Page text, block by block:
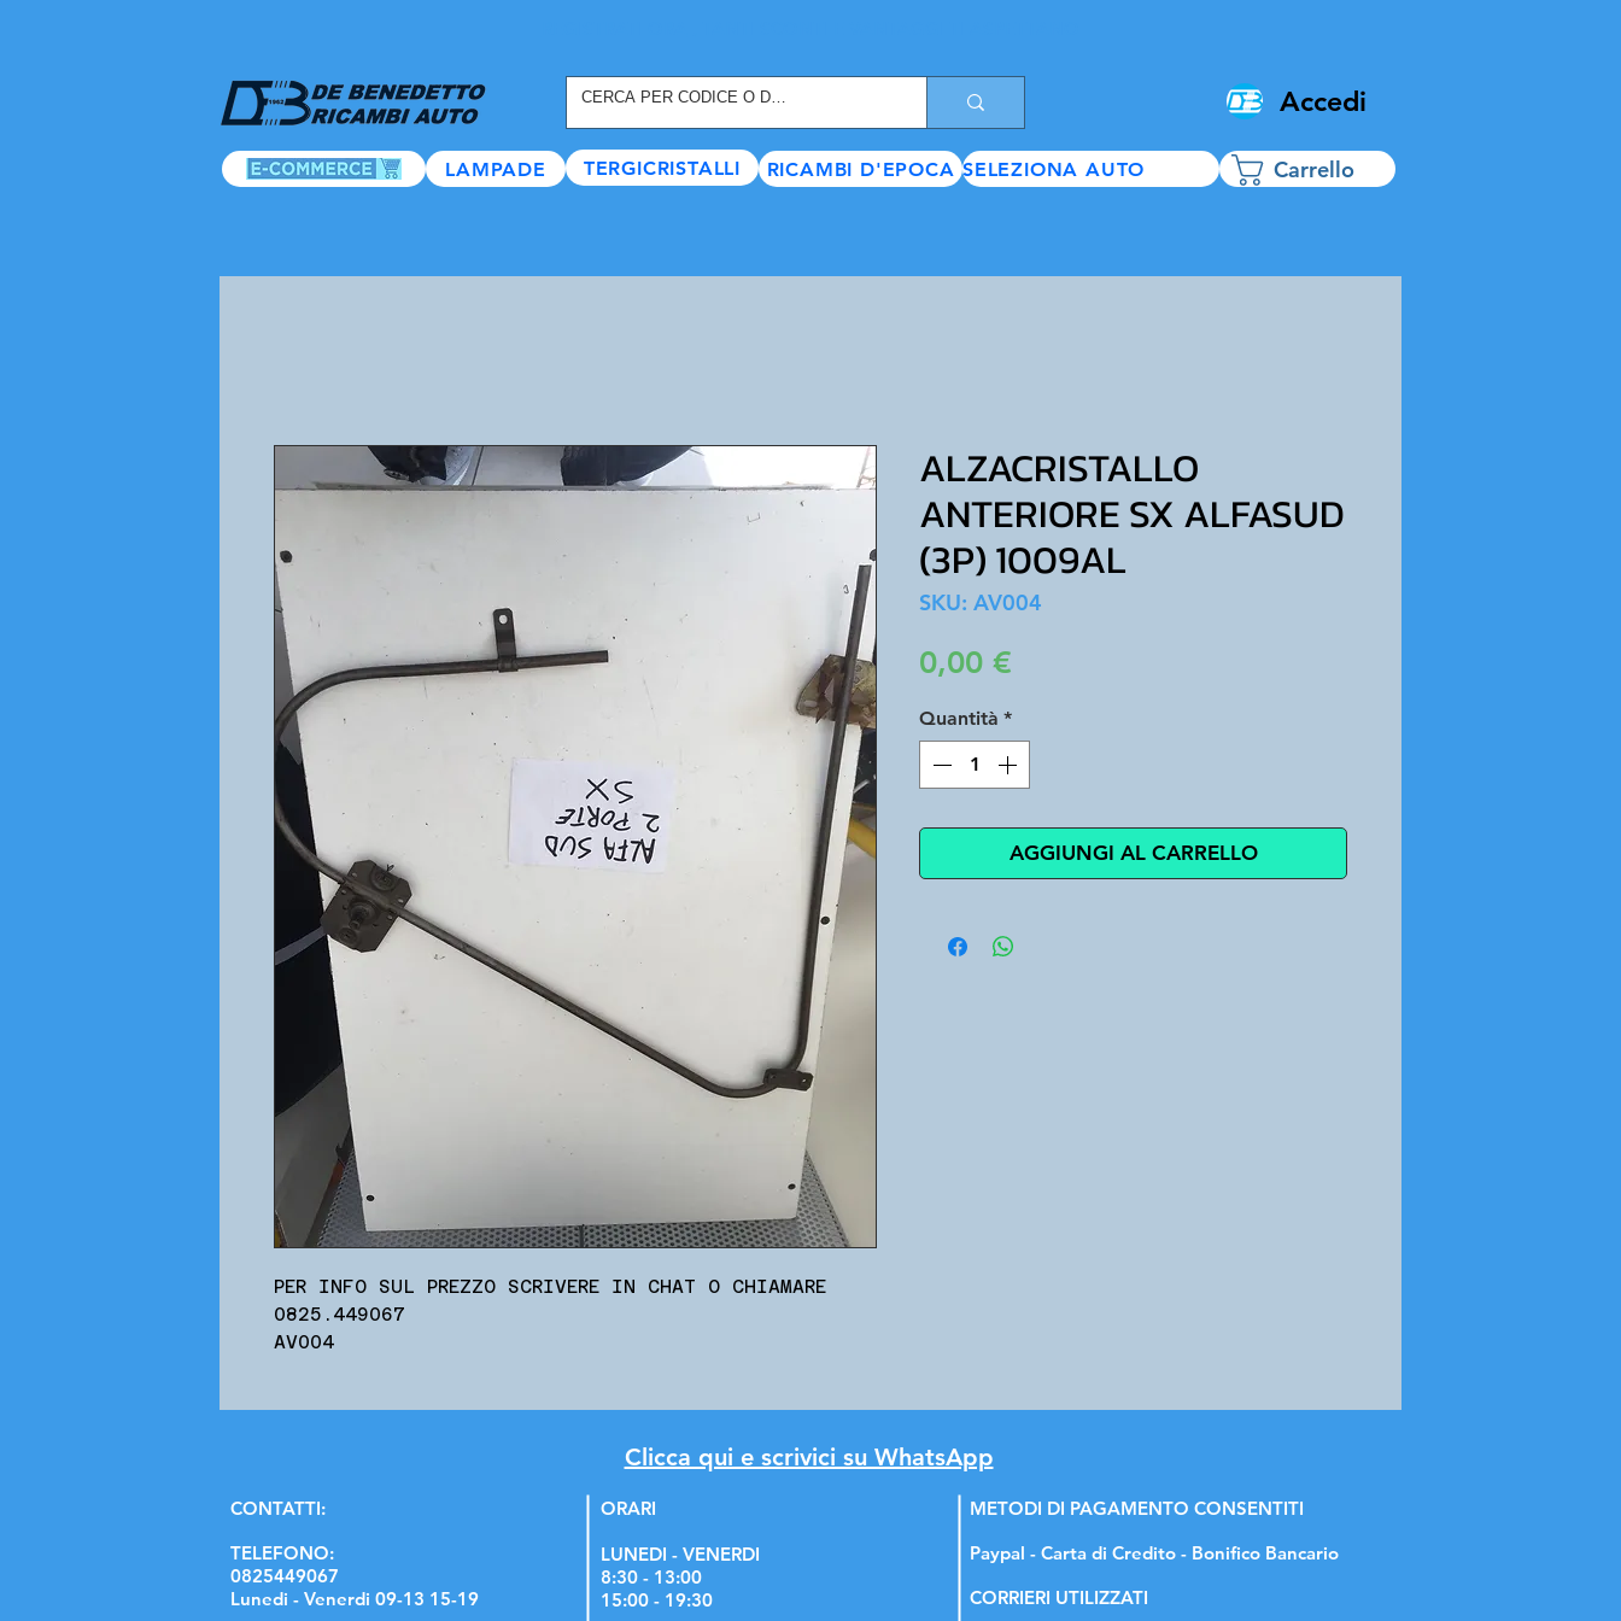
LAMPADE TERGICRISTALLI RICAMBI D'EPOCA SELEZIONA AUTO
Accedi
Carrello
PER INFO SUL PREZZO SCRIVERE IN CHAT O CHIAMARE
0825.449067
AV004
ALZACRISTALLO
ANTERIORE SX ALFASUD
(3P) 1009AL
SKU: AV004
0,00 €
Quantità *
AGGIUNGI AL CARRELLO
Clicca qui e scrivici su WhatsApp
CONTATTI:
TELEFONO:
0825449067
Lunedi - Venerdi 09-13 15-19
ORARI
LUNEDI - VENERDI
8:30 - 13:00
15:00 - 19:30
METODI DI PAGAMENTO CONSENTITI
Paypal - Carta di Credito - Bonifico Bancario
CORRIERI UTILIZZATI